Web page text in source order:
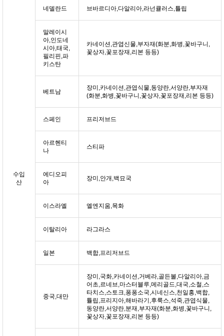
수입
산
네델란드 브바르디아,다알리아,라넌큘러스,튤립
말레이시
아,인도네
시아,태국,
필리핀,파
키스탄
카네이션,관엽신물,부자재(화분,화병,꽃바구니,
꽃상자,꽃포장재,리본 등등)
베트남
장미,카네이션,관엽식물,동양란,서양란,부자재
(화분,화병,꽃바구니,꽃상자,꽃포장재,리본 등등)
스페인 프리저브드
아르헨티
나
스티파
에디오피
아
장미,안개,백묘국
이스라엘 엘엔지움,목화
이탈리아 라그라스
일본 백합,프리저브드
중국,대만
장미,국화,카네이션,거베라,골든볼,다알리아,금
어초,르네브,마스터블루,메리골드,대국,소철,스
타치스,스토크,퐁퐁소국,시네신스,천일홍,백합,
튤립,프리지아,해바라기,후룩스,석죽,관엽식물,
동양란,서양란,분재,부자재(화분,화병,꽃바구니,
꽃상자,꽃포장재,리본 등등)